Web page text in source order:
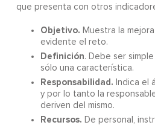
que presenta con otros
Objetivo. Muestra la
evidente el reto.
Definición. Debe ser
sólo una característica.
Responsabilidad. Indica el
y por lo tanto la
deriven del mismo.
Recursos. De personal,